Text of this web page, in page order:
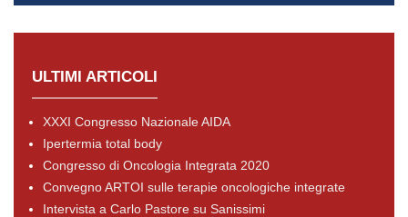
ULTIMI ARTICOLI
XXXI Congresso Nazionale AIDA
Ipertermia total body
Congresso di Oncologia Integrata 2020
Convegno ARTOI sulle terapie oncologiche integrate
Intervista a Carlo Pastore su Sanissimi